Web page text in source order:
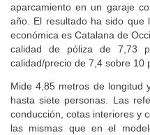
Mide 4,85 metros de longitud
hasta siete personas. Las
conducción, cotas interiores y
las mismas que en el
aparcamiento en un garaje
año. El resultado ha sido
económica es Catalana de
calidad de póliza de 7,73
calidad/precio de 7,4 sobre 10